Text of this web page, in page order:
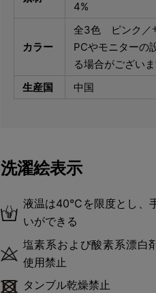
4%
カラー
全3色 ピンク／
PCやモニターの
る場合がございま
生産国
中国
洗濯絵表示
液温は40℃を限度とし、
いができる
塩素系および酸素系漂白
使用禁止
タンブル乾燥禁止